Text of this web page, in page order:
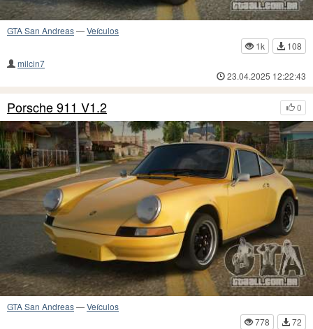
GTA San Andreas—Veículos
1k
108
milcin7
23.04.2025 12:22:43
0
Porsche 911 V1.2
GTA San Andreas—Veículos
778
72